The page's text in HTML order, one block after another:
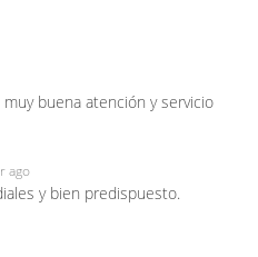
muy buena atención y servicio
ago
y bien predispuesto.